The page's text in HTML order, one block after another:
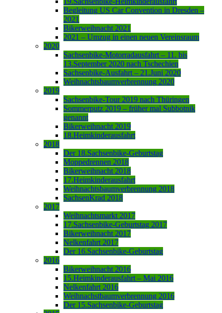
Begleitung US Car Convention in Dresden –
2021
Bikerweihnacht 2021
2021 – Umzug in einen neuen Vereinsraum
2020
Sachsenbike-Motorradausfahrt – 11. bis
13.September 2020 nach Tschechien
Sachsenbike-Ausfahrt – 21.Juni 2020
Weihnachtsbaumverbrennung 2020
2019
Sachsenbike-Tour 2019 nach Thüringen
Sommerputz 2019 – früher mal Subbotnik
genannt
Bikerweihnacht 2019
18.Heimkinderausfahrt
2018
Der 18.Sachsenbike-Geburtstag
Moppedrennen 2018
Bikerweihnacht 2018
17.Heimkinderausfahrt
Weihnachtsbaumverbrennung 2018
SachsenKrad 2018
2017
Weihnachtsmarkt 2017
17.Sachsenbike-Geburtstag 2017
Bikerweihnacht 2017
Nelkenfahrt 2017
Der 16.Sachsenbike-Geburtstag
2016
Bikerweihnacht 2016
15.Heimkinderausfahrt – Mai 2016
Nelkenfahrt 2016
Weihnachstbaumverbrennung 2016
Der 15.Sachsenbike-Geburtstag